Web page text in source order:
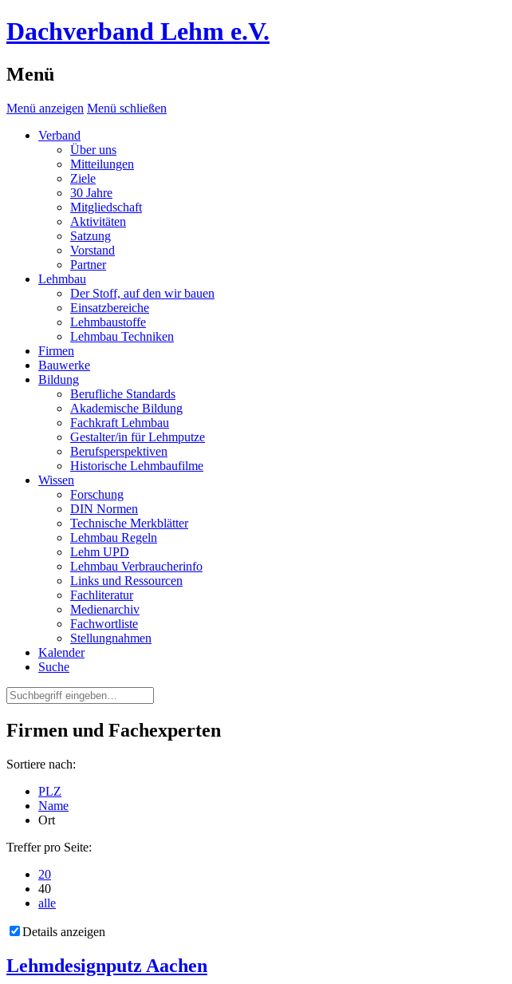
Dachverband Lehm e.V.
Menü
Menü anzeigen Menü schließen
Verband
Über uns
Mitteilungen
Ziele
30 Jahre
Mitgliedschaft
Aktivitäten
Satzung
Vorstand
Partner
Lehmbau
Der Stoff, auf den wir bauen
Einsatzbereiche
Lehmbaustoffe
Lehmbau Techniken
Firmen
Bauwerke
Bildung
Berufliche Standards
Akademische Bildung
Fachkraft Lehmbau
Gestalter/in für Lehmputze
Berufsperspektiven
Historische Lehmbaufilme
Wissen
Forschung
DIN Normen
Technische Merkblätter
Lehmbau Regeln
Lehm UPD
Lehmbau Verbraucherinfo
Links und Ressourcen
Fachliteratur
Medienarchiv
Fachwortliste
Stellungnahmen
Kalender
Suche
Firmen und Fachexperten
Sortiere nach:
PLZ
Name
Ort
Treffer pro Seite:
20
40
alle
Details anzeigen
Lehmdesignputz Aachen